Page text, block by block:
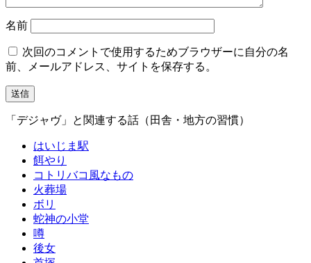
名前
次回のコメントで使用するためブラウザーに自分の名
前、メールアドレス、サイトを保存する。
「デジャヴ」と関連する話（田舎・地方の習慣）
はいじま駅
餌やり
コトリバコ風なもの
火葬場
ボリ
蛇神の小堂
噂
後女